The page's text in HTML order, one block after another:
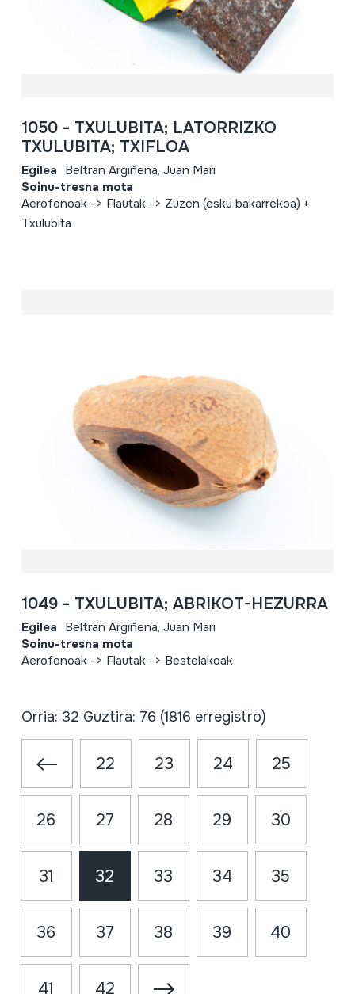
1050 - TXULUBITA; LATORRIZKO
TXULUBITA; TXIFLOA
Egilea Beltran Argiñena, Juan Mari
Soinu-tresna mota
Aerofonoak -> Flautak -> Zuzen (esku bakarrekoa) +
Txulubita
1049 - TXULUBITA; ABRIKOT-HEZURRA
Egilea Beltran Argiñena, Juan Mari
Soinu-tresna mota
Aerofonoak -> Flautak -> Bestelakoak
Orria: 32 Guztira: 76 (1816 erregistro)
22 23 24 25
26 27 28 29 30
31 32 33 34 35
36 37 38 39 40
41 42